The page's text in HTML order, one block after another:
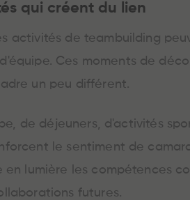
qui créent du lien
activités de teambuilding
Ces moments de
un peu différent.
de déjeuners, d'activités
le sentiment de
lumière les compétences
futures.